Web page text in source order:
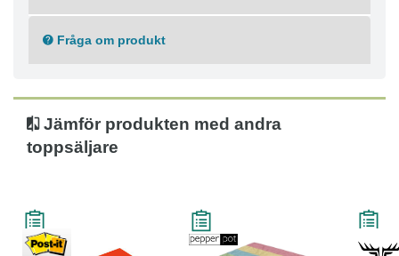
Fråga om produkt
Jämför produkten med andra
toppsäljare